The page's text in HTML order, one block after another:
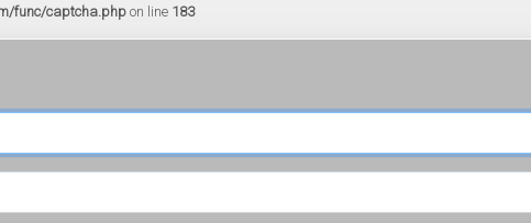
func/captcha.php on line 183